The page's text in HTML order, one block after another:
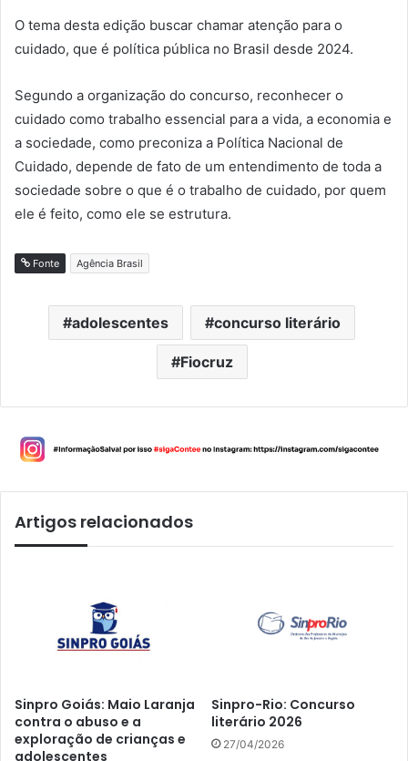
O tema desta edição buscar chamar atenção para o
cuidado, que é política pública no Brasil desde 2024.
Segundo a organização do concurso, reconhecer o
cuidado como trabalho essencial para a vida, a economia e
a sociedade, como preconiza a Política Nacional de
Cuidado, depende de fato de um entendimento de toda a
sociedade sobre o que é o trabalho de cuidado, por quem
ele é feito, como ele se estrutura.
Fonte Agência Brasil
adolescentes concurso literário
Fiocruz
Artigos relacionados
Sinpro Goiás: Maio Laranja
contra o abuso e a
exploração de crianças e
adolescentes
Sinpro-Rio: Concurso
literário 2026
27/04/2026